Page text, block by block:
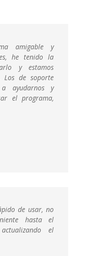
amigable y
he tenido la
y estamos
Los de soporte
a ayudarnos y
el programa,
de usar, no
hasta el
el